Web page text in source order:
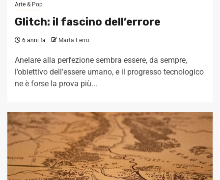
Arte & Pop
Glitch: il fascino dell’errore
6 anni fa Marta Ferro
Anelare alla perfezione sembra essere, da sempre,
l’obiettivo dell’essere umano, e il progresso tecnologico
ne è forse la prova più...